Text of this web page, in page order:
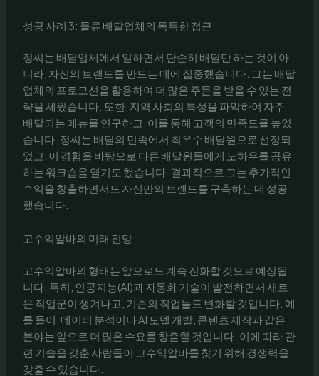
성공 사례 3: 물류 배달업체의 독특한 접근
정씨는 배달업체에서 일하면서 단순히 배달만 하는 것이 아
니라, 자신의 브랜드를 만드는 데에 집중했습니다. 그는 배달
업체의 프로모션을 활용하여 더 많은 주문을 받을 수 있는 전
략을 세웠습니다. 또한, 지역 사회의 특성을 파악하여 자주
배달되는 메뉴를 연구하고, 이를 통해 고객의 만족도를 높였
습니다. 정씨는 배달의 민족에서 최우수 배달원으로 선정되
었고, 이 경험을 바탕으로 다른 배달원들에게 노하우를 공유
하는 워크숍을 열기도 했습니다. 결과적으로 그는 추가적인
수익을 창출하면서도 자신만의 브랜드를 구축하는 데 성공
했습니다.
고수익알바의 미래 전망
고수익알바의 형태는 앞으로도 계속 진화할 것으로 예상됩
니다. 특히, 인공지능(AI)과 자동화 기술이 발전하면서 새로
운 직업군이 생겨나고, 기존의 직업들도 변화할 것입니다. 예
를 들어, 데이터 분석이나 AI 모델 개발, 콘텐츠 제작과 같은
분야는 앞으로 더 많은 수요를 창출할 것입니다. 이에 따라 관
련 기술을 갖춘 사람들이 고수익알바를 찾기 위해 경쟁력을
갖출 수 있습니다.